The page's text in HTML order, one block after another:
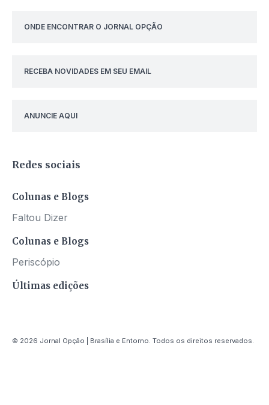
ONDE ENCONTRAR O JORNAL OPÇÃO
RECEBA NOVIDADES EM SEU EMAIL
ANUNCIE AQUI
Redes sociais
Colunas e Blogs
Faltou Dizer
Colunas e Blogs
Periscópio
Últimas edições
© 2026 Jornal Opção | Brasília e Entorno. Todos os direitos reservados.